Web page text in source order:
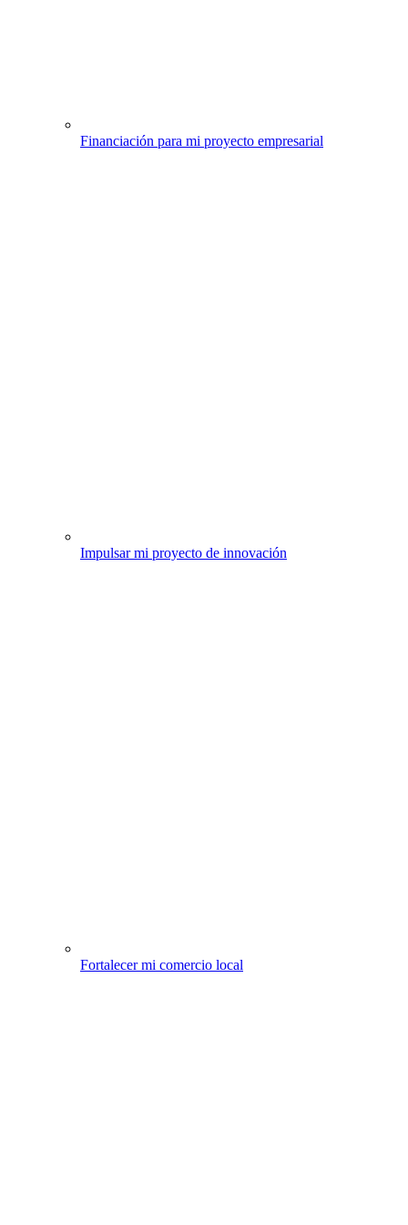
Financiación para mi proyecto empresarial
Impulsar mi proyecto de innovación
Fortalecer mi comercio local